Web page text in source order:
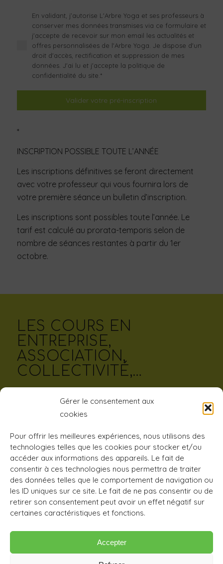
Gérer le consentement aux
cookies
Pour offrir les meilleures expériences, nous utilisons des
technologies telles que les cookies pour stocker et/ou
accéder aux informations des appareils. Le fait de
consentir à ces technologies nous permettra de traiter
des données telles que le comportement de navigation ou
les ID uniques sur ce site. Le fait de ne pas consentir ou de
retirer son consentement peut avoir un effet négatif sur
certaines caractéristiques et fonctions.
Accepter
Jeudi 19h15 Vaugoin Rossignolette avec
Agathe - Hatha Yoga et Yoga Nidra
---
En validant, j’autorise L'Arbre Yoga et ses professeurs à
conserver mes données transmises via ce formulaire et
j'accepte de recevoir sur mon email les actualités et
offres personnalisées de l'Arbre Yoga. Je dispose d'un
droit d'accès, rectification et suppression de mes
données. J'ai lu et j'accepte la politique de
confidentialité du site.*
Valider votre pré-inscription
*
INSCRIPTION POSSIBLE TOUTE L’ANNÉE
Les inscriptions définitives se feront directement
avec votre professeur qui vous fournira lors de
votre première séance un bulletin d’inscription.
Les inscriptions sont possibles toute l’année. Le
tarif est calculé au prorata-temporis selon de
nombre de séances restantes à partir du 1er
octobre.
LES COURS EN
ENTREPRISE,
ASSOCIATION,
COLLECTIVITÉ,…
Vous êtes une entreprise, une association, une
collectivité,…et vous souhaitez proposer des cours
de yoga à vos salariés, adhérents, membres,
contactez nous. Nous serons ravis de vous
rencontrer afin de vous proposer des cours
adapté à votre public et votre structure, à l’année
Nous consulter pour les tarifs.